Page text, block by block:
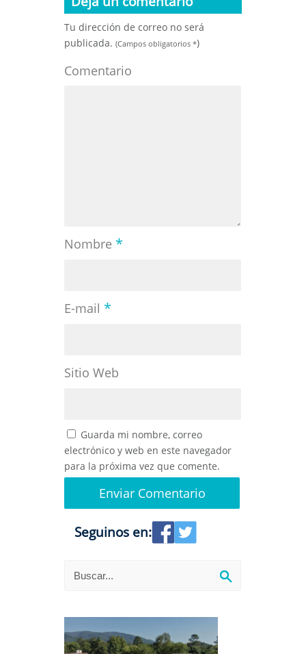
Tu dirección de correo no será
publicada. (Campos obligatorios *)
Comentario
Nombre *
E-mail *
Sitio Web
Guarda mi nombre, correo
electrónico y web en este navegador
para la próxima vez que comente.
Seguinos en: